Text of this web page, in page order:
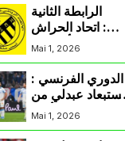
الرابطة الثانية
: اتحاد الحراش
يحسم التأهل إلى
“البلاي أوف”
Mai 1, 2026
الدوري الفرنسي :
استبعاد عبدلي من
قائمة مرسيليا أمام
Mai 1, 2026